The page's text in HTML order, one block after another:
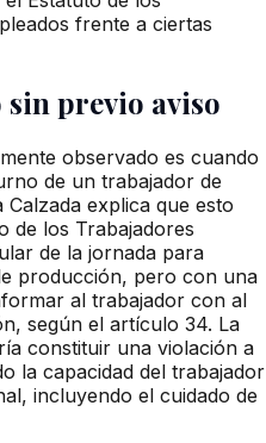
frente a ciertas
previo aviso
observado es cuando
de un trabajador de
explica que esto
de los Trabajadores
de la jornada para
producción, pero con una
al trabajador con al
según el artículo 34. La
constituir una violación a
la capacidad del trabajador
incluyendo el cuidado de